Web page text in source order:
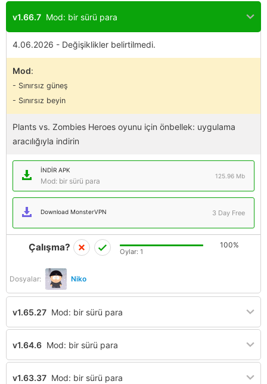
v1.66.7 Mod: bir sürü para
4.06.2026 - Değişiklikler belirtilmedi.
Mod:
- Sınırsız güneş
- Sınırsız beyin
Plants vs. Zombies Heroes oyunu için önbellek: uygulama
aracılığıyla indirin
İNDIR APK
Mod: bir sürü para
125.96 Mb
Download MonsterVPN 3 Day Free
Dosyalar: Niko
Çalışma? 100%
Oylar: 1
v1.65.27 Mod: bir sürü para
v1.64.6 Mod: bir sürü para
v1.63.37 Mod: bir sürü para